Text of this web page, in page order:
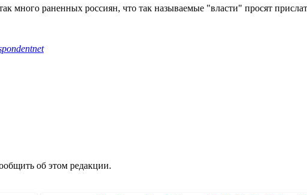
много раненных россиян, что так называемые "власти" просят
об этом редакции.